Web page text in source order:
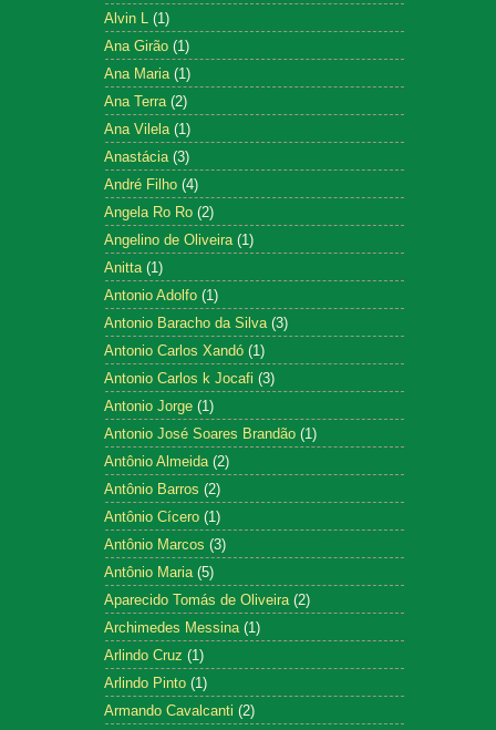
Alvin L (1)
Ana Girão (1)
Ana Maria (1)
Ana Terra (2)
Ana Vilela (1)
Anastácia (3)
André Filho (4)
Angela Ro Ro (2)
Angelino de Oliveira (1)
Anitta (1)
Antonio Adolfo (1)
Antonio Baracho da Silva (3)
Antonio Carlos Xandó (1)
Antonio Carlos k Jocafi (3)
Antonio Jorge (1)
Antonio José Soares Brandão (1)
Antônio Almeida (2)
Antônio Barros (2)
Antônio Cícero (1)
Antônio Marcos (3)
Antônio Maria (5)
Aparecido Tomás de Oliveira (2)
Archimedes Messina (1)
Arlindo Cruz (1)
Arlindo Pinto (1)
Armando Cavalcanti (2)